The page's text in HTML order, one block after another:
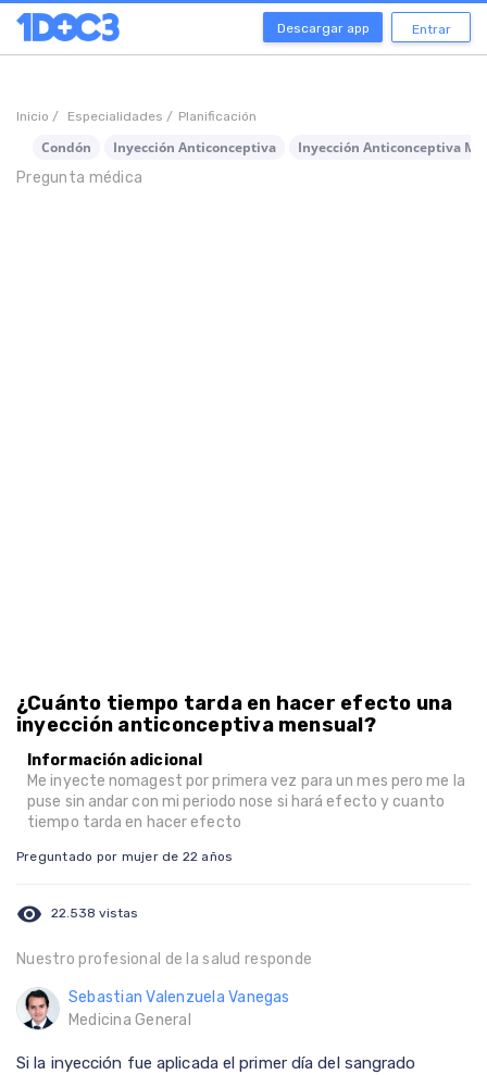
Descargar app Entrar
Inicio / Especialidades / Planificación
Condón Inyección Anticonceptiva
Inyección Anticonceptiva
Pregunta médica
¿Cuánto tiempo tarda en hacer efecto una
inyección anticonceptiva mensual?
Información adicional
Me inyecte nomagest por primera vez para un mes pero me la
puse sin andar con mi periodo nose si hará efecto y cuanto
tiempo tarda en hacer efecto
Preguntado por mujer de 22 años
visibility 22.538 vistas
Nuestro profesional de la salud responde
Sebastian Valenzuela Vanegas
Medicina General
Si la inyección fue aplicada el primer día del sangrado